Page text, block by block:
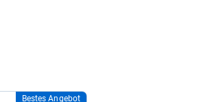
Bestes Angebot